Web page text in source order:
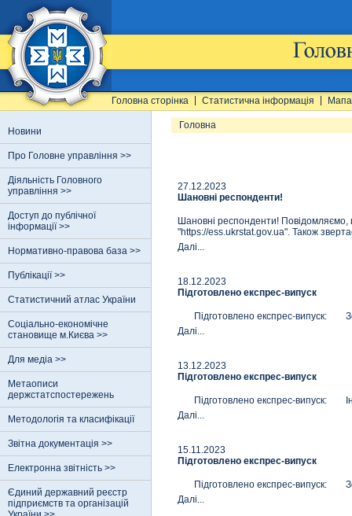
Головна сторінка Статистична інформація
Новини
Про Головне управління >>
Діяльність Головного
управління >>
Доступ до публічної
інформації >>
Нормативно-правова база >>
Публікації >>
Статистичний атлас України
Соціально-економічне
становище м.Києва >>
Для медіа >>
Метаописи
держстатспостережень
Методологія та класифікації
Звітна документація >>
Електронна звітність >>
Єдиний державний реєстр
пiдприємств та органiзацiй
Головна
27.12.2023
Шановні респонденти!
Шановні респонденти!
"https://ess.ukrstat.gov.ua". Також
Далi...
18.12.2023
Підготовлено експрес-випуск
Підготовлено експрес-випуск:
Далi...
13.12.2023
Підготовлено експрес-випуск
Підготовлено експрес-випуск:
Далi...
15.11.2023
Підготовлено експрес-випуск
Підготовлено експрес-випуск:
Далi...